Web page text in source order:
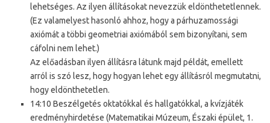
lehetséges. Az ilyen állításokat nevezzük eldönthetetlennek.
(Ez valamelyest hasonló ahhoz, hogy a párhuzamossági
axiómát a többi geometriai axiómából sem bizonyítani, sem
cáfolni nem lehet.)
Az előadásban ilyen állításra látunk majd példát, emellett
arról is szó lesz, hogy hogyan lehet egy állításról megmutatni,
hogy eldönthetetlen.
14:10 Beszélgetés oktatókkal és hallgatókkal, a kvízjáték
eredményhirdetése (Matematikai Múzeum, Északi épület, 1.